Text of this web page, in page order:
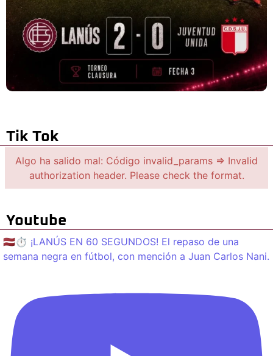
Tik Tok
Algo ha salido mal: Código invalid_params => Invalid
authorization header. Please check the format.
Youtube
🇱🇻⏱️ ¡LANÚS EN 60 SEGUNDOS! El repaso de una
semana negra en fútbol, con mención a Juan Carlos Nani.